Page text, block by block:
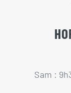
Sam :